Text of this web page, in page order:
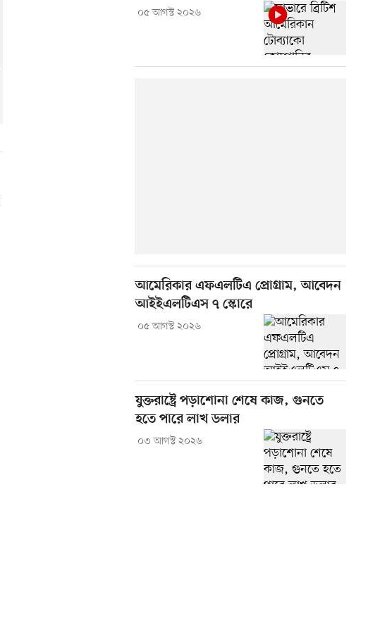
০৫ আগস্ট ২০২৬
আমেরিকার এফএলটিএ প্রোগ্রাম, আবেদন
আইইএলটিএস ৭ স্কোরে
০৫ আগস্ট ২০২৬
যুক্তরাষ্ট্রে পড়াশোনা শেষে কাজ, গুনতে
হতে পারে লাখ ডলার
০৩ আগস্ট ২০২৬